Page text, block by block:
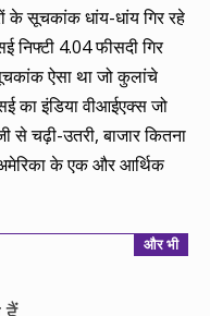
के सूचकांक धांय-धांय गिर रहे
4.04 फीसदी गिर
ऐसा था जो कुलांचे
का इंडिया वीआईएक्स जो
से चढ़ी-उतरी, बाजार कितना
अमेरिका के एक और आर्थिक
और भी